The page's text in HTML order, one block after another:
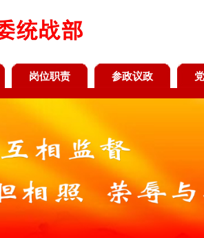
岗位职责 参政议政